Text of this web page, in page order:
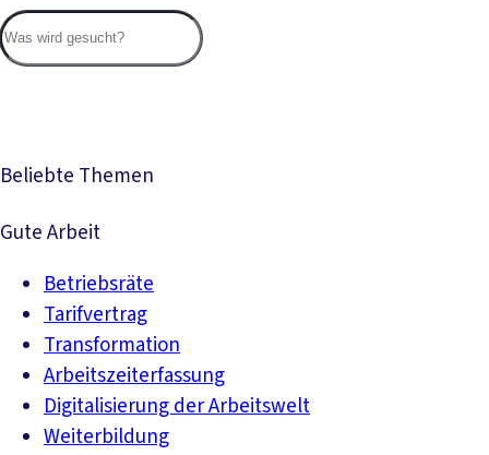
Beliebte Themen
Gute Arbeit
Betriebsräte
Tarifvertrag
Transformation
Arbeitszeiterfassung
Digitalisierung der Arbeitswelt
Weiterbildung